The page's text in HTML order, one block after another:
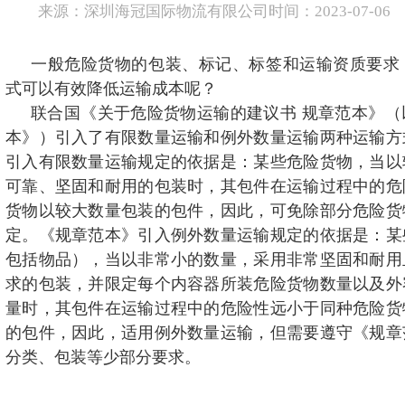
联系我们
来源： 深圳海冠国际物流有限公司 时间： 2023-07-06
一般危险货物的包装、标记、标签和运输资质要
式可以有效降低运输成本呢？
联合国《关于危险货物运输的建议书 规章范本》
本》）引入了有限数量运输和例外数量运输两种运输
引入有限数量运输规定的依据是：某些危险货物，当
可靠、坚固和耐用的包装时，其包件在运输过程中的
货物以较大数量包装的包件，因此，可免除部分危险
定。《规章范本》引入例外数量运输规定的依据是：
包括物品），当以非常小的数量，采用非常坚固和耐
求的包装，并限定每个内容器所装危险货物数量以及
量时，其包件在运输过程中的危险性远小于同种危险
的包件，因此，适用例外数量运输，但需要遵守《规
分类、包装等少部分要求。